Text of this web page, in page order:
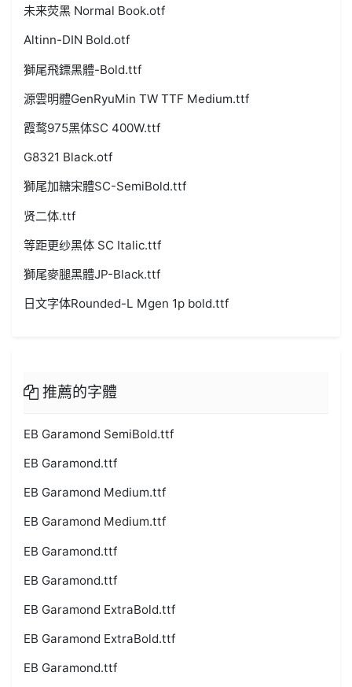
未来荧黑 Normal Book.otf
Altinn-DIN Bold.otf
獅尾飛鏢黑體-Bold.ttf
源雲明體GenRyuMin TW TTF Medium.ttf
霞鹜975黑体SC 400W.ttf
G8321 Black.otf
獅尾加糖宋體SC-SemiBold.ttf
贤二体.ttf
等距更纱黑体 SC Italic.ttf
獅尾麥腿黑體JP-Black.ttf
日文字体Rounded-L Mgen 1p bold.ttf
推薦的字體
EB Garamond SemiBold.ttf
EB Garamond.ttf
EB Garamond Medium.ttf
EB Garamond Medium.ttf
EB Garamond.ttf
EB Garamond.ttf
EB Garamond ExtraBold.ttf
EB Garamond ExtraBold.ttf
EB Garamond.ttf